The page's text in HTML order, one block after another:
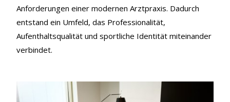
Anforderungen einer modernen Arztpraxis. Dadurch
entstand ein Umfeld, das Professionalität,
Aufenthaltsqualität und sportliche Identität miteinander
verbindet.